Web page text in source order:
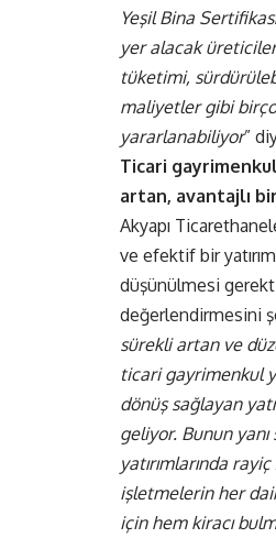
Yeşil Bina
yer alacak
tüketimi,
maliyetler gibi
yararlanabiliyor”
Ticari
artan, avantajlı
Akyapı
ve efektif bir
düşünülmesi
değerlendirmesini
sürekli artan ve
ticari gayrimenkul
dönüş sağlayan
geliyor. Bunun yanı
yatırımlarında
işletmelerin her
için hem kiracı